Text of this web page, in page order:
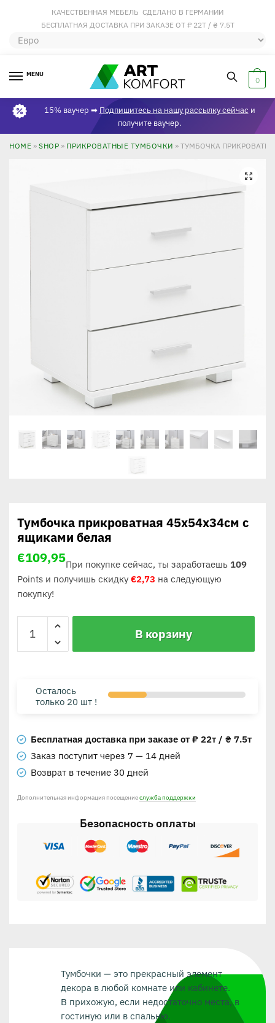
КАЧЕСТВЕННАЯ МЕБЕЛЬ СДЕЛАНО В ГЕРМАНИИ
БЕСПЛАТНАЯ ДОСТАВКА ПРИ ЗАКАЗЕ ОТ ₽ 22Т / ₴ 7.5Т
MENU
0
15% ваучер ➡ Подпишитесь на нашу рассылку сейчас и
получите ваучер.
HOME » SHOP » ПРИКРОВАТНЫЕ ТУМБОЧКИ » ТУМБОЧКА
🔍
Тумбочка прикроватная 45x54x34cм с
ящиками белая
€109,95При покупке сейчас, ты заработаешь 109
Points и получишь скидку €2,73 на следующую
покупку!
В корзину
Осталось
только 20 шт !
Бесплатная доставка при заказе от ₽ 22т / ₴ 7.5т
Заказ поступит через 7 — 14 дней
Возврат в течение 30 дней
Дополнительная информация посещениеслужба поддержки
Безопасность оплаты
Тумбочки — это прекрасный элемент
декора в любой комнате или кабинете.
В прихожую, если недостаточно места, в
гостиную или в спальню.